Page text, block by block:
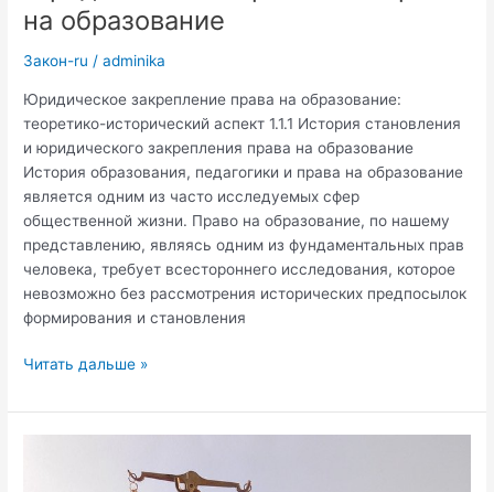
на образование
Закон-ru /adminika
Юридическое закрепление права на образование:
теоретико-исторический аспект 1.1.1 История становления
и юридического закрепления права на образование
История образования, педагогики и права на образование
является одним из часто исследуемых сфер
общественной жизни. Право на образование, по нашему
представлению, являясь одним из фундаментальных прав
человека, требует всестороннего исследования, которое
невозможно без рассмотрения исторических предпосылок
формирования и становления
Юридическое
права
Читать дальше »